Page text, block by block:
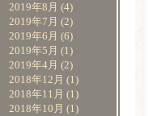
2019年8月 (4)
2019年7月 (2)
2019年6月 (6)
2019年5月 (1)
2019年4月 (2)
2018年12月 (1)
2018年11月 (1)
2018年10月 (1)